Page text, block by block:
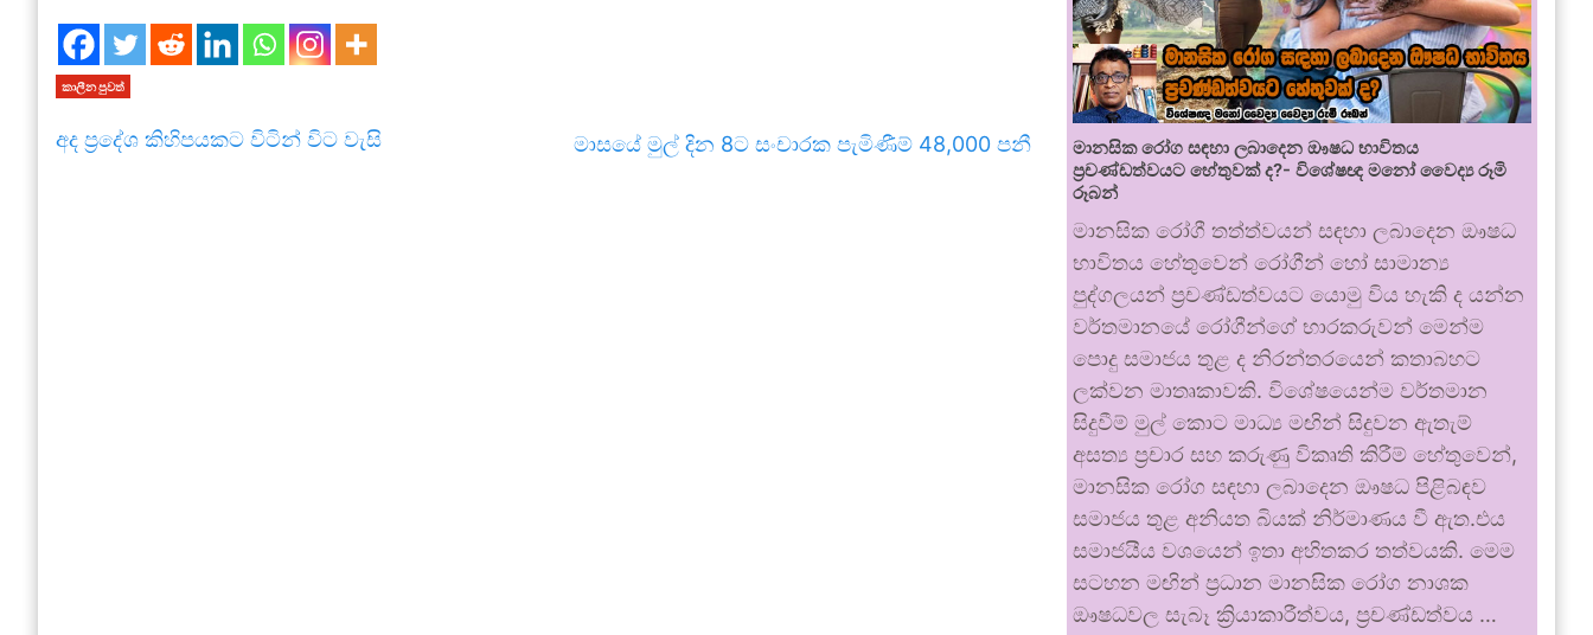
කාලීන පුවත්
අද ප්‍රදේශ කිහිපයකට විටින් විට වැසි මාසයේ මුල් දින 8ට සංචාරක පැමිණීම් 48,000 පනී
මානසික රෝග සඳහා ලබාදෙන ඖෂධ භාවිතය
ප්‍රචණ්ඩත්වයට හේතුවක් ද?- විශේෂඥ මනෝ වෛද්‍ය රූමි
රූබන්
මානසික රෝගී තත්ත්වයන් සඳහා ලබාදෙන ඖෂධ
භාවිතය හේතුවෙන් රෝගීන් හෝ සාමාන්‍ය
පුද්ගලයන් ප්‍රචණ්ඩත්වයට යොමු විය හැකි ද යන්න
වර්තමානයේ රෝගීන්ගේ භාරකරුවන් මෙන්ම
පොදු සමාජය තුළ ද නිරන්තරයෙන් කතාබහට
ලක්වන මාතෘකාවකි. විශේෂයෙන්ම වර්තමාන
සිදුවීම් මුල් කොට මාධ්‍ය මඟින් සිදුවන ඇතැම්
අසත්‍ය ප්‍රචාර සහ කරුණු විකෘති කිරීම් හේතුවෙන්,
මානසික රෝග සඳහා ලබාදෙන ඖෂධ පිළිබඳව
සමාජය තුළ අනියත බියක් නිර්මාණය වී ඇත.එය
සමාජයීය වශයෙන් ඉතා අහිතකර තත්වයකි. මෙම
සටහන මඟින් ප්‍රධාන මානසික රෝග නාශක
ඖෂධවල සැබෑ ක්‍රියාකාරීත්වය, ප්‍රචණ්ඩත්වය …